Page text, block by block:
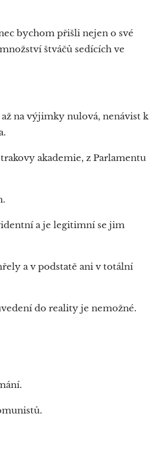
bychom přišli nejen o své
štváčů sedících ve
na výjimky nulová, nenávist k
akademie, z Parlamentu
a je legitimní se jim
a v podstatě ani v totální
do reality je nemožné.